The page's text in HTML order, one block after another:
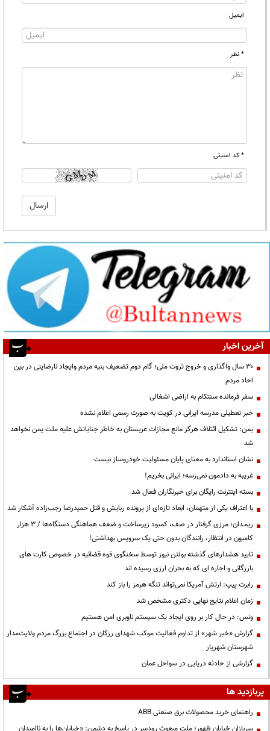
ایمیل
* نظر
* کد امنیتی
آخرین اخبار
۳۰ سال واگذاری و خروج ثروت ملی؛ گام دوم تضعیف بنیه مردم وایجاد نارضایتی در بین
احاد مردم
سفر فرمانده سنتکام به اراضی اشغالی
خبر تعطیلی مدرسه ایرانی در کویت به صورت رسمی اعلام نشده
یمن: تشکیل ائتلاف هرگز مانع مجازات عربستان به خاطر جنایاتش علیه ملت یمن نخواهد
شد
نشان استاندارد به معنای پایان مسئولیت خودروساز نیست
غریبه به دادمون نمی‌رسه؛ ایرانی بخریم!
بسته اینترنت رایگان برای خبرنگاران فعال شد
با اعتراف یکی از متهمان، ابعاد تازه‌ای از پرونده ربایش و قتل حمیدرضا رجب‌زاده آشکار شد
ریمـدان؛ مرزی گرفتار در صف، کمبود زیرساخت و ضعف هماهنگی دستگاه‌ها / ۳ هزار
کامیون در انتظار، رانندگان بدون حتی یک سرویس بهداشتی!
تایید هشدارهای گذشته بولتن نیوز توسط سخنگوی قوه قضائیه در خصوص کارت های
بارزگانی و اجاره ای که به بحران ارزی رسیده اند
رابرت پیپ: ارتش آمریکا نمی‌تواند تنگه هرمز را باز کند
زمان اعلام نتایج نهایی دکتری مشخص شد
ونس: در حال کار بر روی ایجاد یک سیستم ناوبری امن هستیم
گزارش «خبر شهر» از تداوم فعالیت موکب شهدای رزکان در اجتماع بزرگ مردم ولایت‌مدار
شهرستان شهریار
گزارشی از حادثه دریایی در سواحل عمان
پربازدید ها
راهنمای خرید محصولات برق صنعتی ABB
سربازانِ خیابانِ ظهور؛ ملتِ مبعوثِ رودسر در پاسخ به دشمن: «خیابان‌ها را به ناامیدان